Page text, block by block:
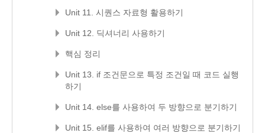
Unit 11. 시퀀스 자료형 활용하기
Unit 12. 딕셔너리 사용하기
핵심 정리
Unit 13. if 조건문으로 특정 조건일 때 코드 실행
하기
Unit 14. else를 사용하여 두 방향으로 분기하기
Unit 15. elif를 사용하여 여러 방향으로 분기하기